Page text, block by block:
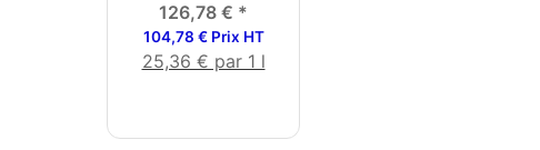
126,78 € *
104,78 € Prix HT
25,36 € par 1 l